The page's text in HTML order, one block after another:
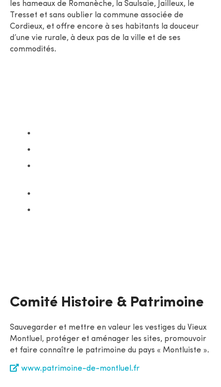
les hameaux de Romanèche, la Saulsaie, Jailleux, le
Tresset et sans oublier la commune associée de
Cordieux, et offre encore à ses habitants la douceur
d’une vie rurale, à deux pas de la ville et de ses
commodités.
Comité Histoire & Patrimoine
Sauvegarder et mettre en valeur les vestiges du Vieux
Montluel, protéger et aménager les sites, promouvoir
et faire connaître le patrimoine du pays « Montluiste ».
www.patrimoine-de-montluel.fr